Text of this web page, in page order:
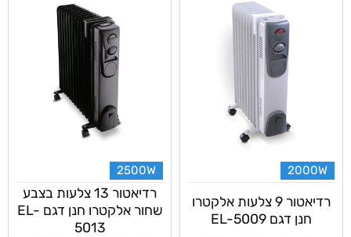
2000W
רדיאטור 9 צלעות אלקטרו
חנן דגם EL-5009
2500W
רדיאטור 13 צלעות בצבע
שחור אלקטרו חנן דגם EL-
5013